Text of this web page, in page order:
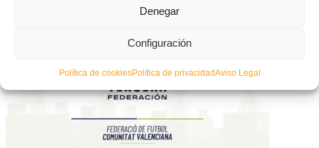
Denegar
Configuración
Política de cookiesPolítica de privacidadAviso Legal